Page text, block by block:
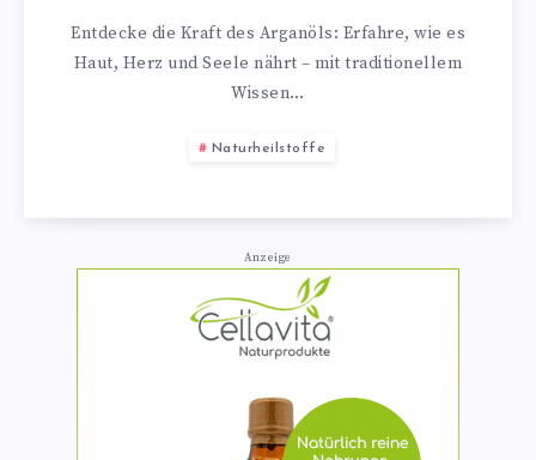
Entdecke die Kraft des Arganöls: Erfahre, wie es
Haut, Herz und Seele nährt – mit traditionellem
Wissen…
Naturheilstoffe
Anzeige